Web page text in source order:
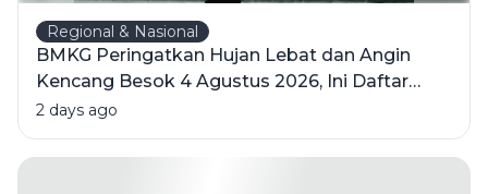
Regional & Nasional
BMKG Peringatkan Hujan Lebat dan Angin
Kencang Besok 4 Agustus 2026, Ini Daftar
Wilayahnya
2 days ago